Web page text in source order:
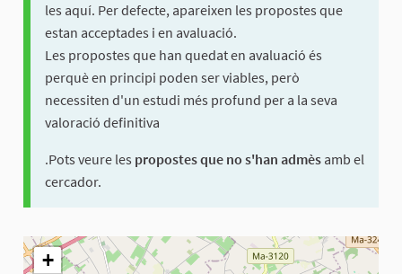
les aquí. Per defecte, apareixen les propostes que
estan acceptades i en avaluació.
Les propostes que han quedat en avaluació és
perquè en principi poden ser viables, però
necessiten d'un estudi més profund per a la seva
valoració definitiva
.Pots veure les propostes que no s'han admès amb el
cercador.
El següent element és un mapa que presenta els
+